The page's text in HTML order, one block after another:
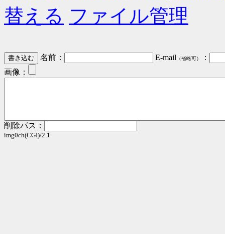
替える ファイル管理
名前： E-mail （省略可）
：
画像：
削除パス：
img0ch(CGI)/2.1